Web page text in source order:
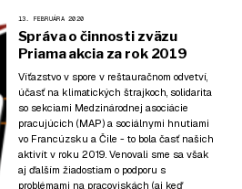
13. FEBRUÁRA 2020
Správa o činnosti zväzu
Priama akcia za rok 2019
Víťazstvo v spore v reštauračnom odvetví,
účasť na klimatických štrajkoch, solidarita
so sekciami Medzinárodnej asociácie
pracujúcich (MAP) a sociálnymi hnutiami
vo Francúzsku a Čile - to bola časť našich
aktivít v roku 2019. Venovali sme sa však
aj ďalším žiadostiam o podporu s
problémami na pracoviskách (aj keď